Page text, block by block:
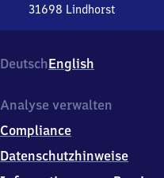
31698 Lindhorst
Lippe),
Bahnhofstr.
3
6
9
DeutschEnglish
Analyse verwalten
Compliance
Datenschutzhinweise